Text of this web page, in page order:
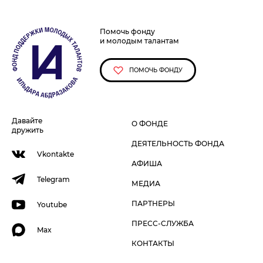
Помочь фонду
и молодым талантам
ПОМОЧЬ ФОНДУ
О ФОНДЕ
ДЕЯТЕЛЬНОСТЬ ФОНДА
АФИША
МЕДИА
ПАРТНЕРЫ
ПРЕСС-СЛУЖБА
КОНТАКТЫ
Давайте
дружить
Vkontakte
Telegram
Youtube
Max